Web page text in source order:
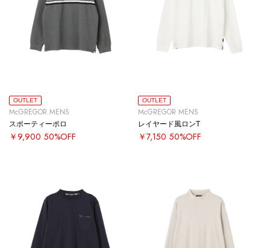
OUTLET
McGREGOR MENS
スポーティーポロ
￥9,900 50%OFF
OUTLET
McGREGOR MENS
レイヤード風ロンT
￥7,150 50%OFF